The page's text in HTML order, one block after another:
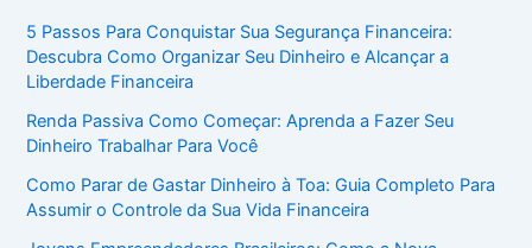
5 Passos Para Conquistar Sua Segurança Financeira:
Descubra Como Organizar Seu Dinheiro e Alcançar a
Liberdade Financeira
Renda Passiva Como Começar: Aprenda a Fazer Seu
Dinheiro Trabalhar Para Você
Como Parar de Gastar Dinheiro à Toa: Guia Completo Para
Assumir o Controle da Sua Vida Financeira